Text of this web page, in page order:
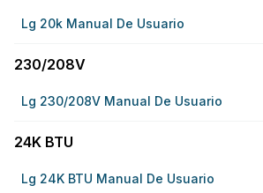
Lg 20k Manual De Usuario
230/208V
Lg 230/208V Manual De Usuario
24K BTU
Lg 24K BTU Manual De Usuario